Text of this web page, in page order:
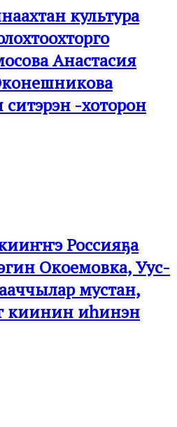
культура
Анастасия
ситэрэн -хоторон
Россияҕа
Окоемовка, Уус-
мустан,
киинин иһинэн